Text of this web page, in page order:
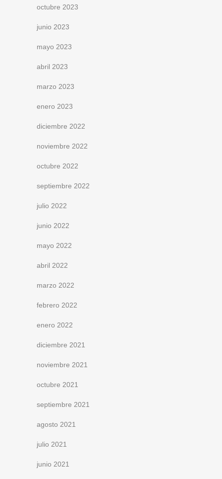
octubre 2023
junio 2023
mayo 2023
abril 2023
marzo 2023
enero 2023
diciembre 2022
noviembre 2022
octubre 2022
septiembre 2022
julio 2022
junio 2022
mayo 2022
abril 2022
marzo 2022
febrero 2022
enero 2022
diciembre 2021
noviembre 2021
octubre 2021
septiembre 2021
agosto 2021
julio 2021
junio 2021